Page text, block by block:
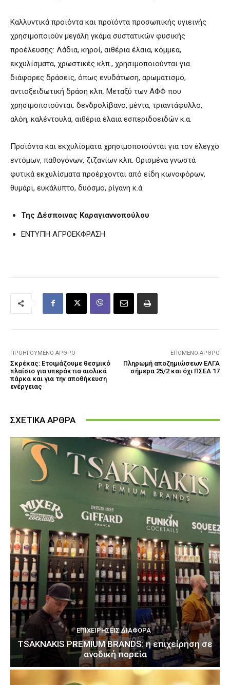
Καλλυντικά προϊόντα και προϊόντα προσωπικής υγιεινής
χρησιμοποιούν μεγάλη γκάμα συστατικών φυσικής
προέλευσης: Λάδια, κηροί, αιθέρια έλαια, κόμμεα,
εκχυλίσματα, χρωστικές κλπ., χρησιμοποιούνται για
διάφορες δράσεις, όπως ενυδάτωση, αρωματισμό,
αντιοξειδωτική δράση κλπ. Μεταξύ των ΑΦΦ που
χρησιμοποιούνται: δενδρολίβανο, μέντα, τριαντάφυλλο,
αλόη, καλέντουλα, αιθέρια έλαια εσπεριδοειδών κ.α.
Προϊόντα και εκχυλίσματα χρησιμοποιούνται για τον έλεγχο
εντόμων, παθογόνων, ζιζανίων κλπ. Ορισμένα γνωστά
φυτικά εκχυλίσματα προέρχονται από είδη κωνοφόρων,
θυμάρι, ευκάλυπτο, δυόσμο, ρίγανη κ.ά.
Της Δέσποινας Καραγιαννοπούλου
ENTYΠΗ ΑΓΡΟΕΚΦΡΑΣΗ
ΠΡΟΗΓΟΎΜΕΝΟ ΆΡΘΡΟ
Σκρέκας: Ετοιμάζουμε θεσμικό
πλαίσιο για υπεράκτια αιολικά
πάρκα και για την αποθήκευση
ενέργειας
ΕΠΌΜΕΝΟ ΆΡΘΡΟ
Πληρωμή αποζημιώσεων ΕΛΓΑ
σήμερα 25/2 και όχι ΠΣΕΑ 17
ΣΧΕΤΙΚΑ ΑΡΘΡΑ
ΕΠΙΧΕΙΡΉΣΕΙΣ ΔΙΆΦΟΡΑ
TSAKNAKIS PREMIUM BRANDS: η επιχείρηση σε
ανοδική πορεία